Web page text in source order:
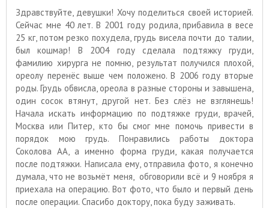
Здравствуйте, девушки! Хочу поделиться своей историей.
Сейчас мне 40 лет. В 2001 году родила, прибавила в весе
25 кг, потом резко похудела, грудь висела почти до талии,
был кошмар! В 2004 году сделала подтяжку груди,
фамилию хирурга не помню, результат получился плохой,
ореолу перенёс выше чем положено. В 2006 году вторые
роды. Грудь обвисла, ореола в разные стороны и завышена,
один сосок втянут, другой нет. Без слёз не взглянешь!
Начала искать информацию по подтяжке груди, врачей,
Москва или Питер, кто бы смог мне помочь привести в
порядок мою грудь. Понравились работы доктора
Соколова АА, а именно форма груди, какая получается
после подтяжки. Написала ему, отправила фото, я конечно
думала, что не возьмёт меня, обговорили всё и 9 ноября я
приехала на операцию. Вот фото, что было и первый день
после операции. Спасибо доктору, пока буду заживать.